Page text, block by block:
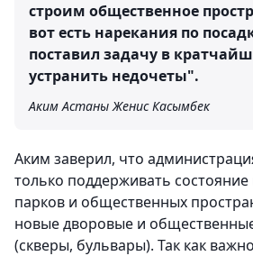
строим общественное
вот есть нарекания по
поставил задачу в
устранить недочеты".
Аким Астаны Женис Касымбек
Аким заверил, что
только поддерживать
парков и общественных
новые дворовые и
(скверы, бульвары). Так как